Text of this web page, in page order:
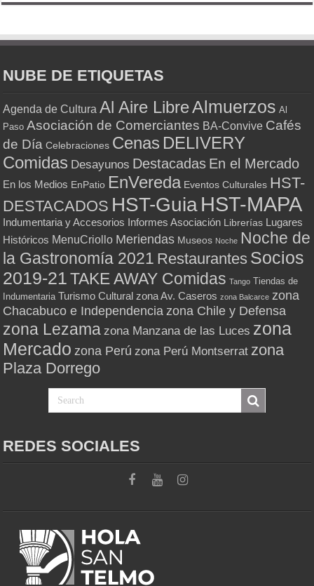
NUBE DE ETIQUETAS
Agenda de Cultura Al Aire LibreAlmuerzos Al
Paso Asociación de Comerciantes BA-Convive Cafés
de Día Celebraciones Cenas DELIVERY
Comidas Desayunos Destacadas En el Mercado
En los Medios EnPatio EnVereda Eventos Culturales HST-
DESTACADOS HST-GuiaHST-MAPA
Indumentaria y Accesorios Informes Asociación Librerías Lugares
Históricos MenuCriollo Meriendas Museos Noche Noche de
la Gastronomía 2021 Restaurantes Socios
2019-21 TAKE AWAY Comidas Tango Tiendas de
Indumentaria Turismo Cultural zona Av. Caseros zona Balcarce zona
Chacabuco e Independencia zona Chile y Defensa
zona Lezama zona Manzana de las Luces zona
Mercado zona Perú zona Perú Montserrat zona
Plaza Dorrego
REDES SOCIALES